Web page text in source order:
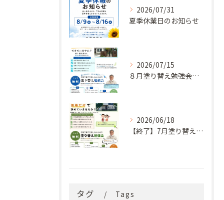
2026/07/31
夏季休業日のお知らせ
2026/07/15
８月塗り替え勉強会開催のお知らせ
2026/06/18
【終了】7月塗り替え勉強会のお知らせ
タグ Tags